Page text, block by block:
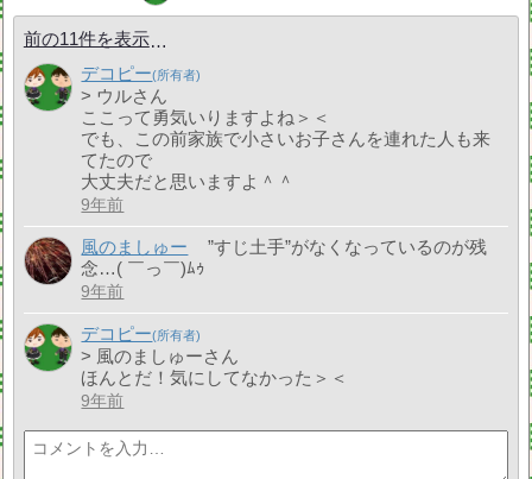
前の11件を表示
デコピー
> ウルさん
ここって勇気いりますよね＞＜
でも、この前家族で小さいお子さんを連れた人も来
てたので
大丈夫だと思いますよ＾＾
9年前
風のましゅー
”すじ土手”がなくなっているのが残
念…( ￣っ￣)ﾑｩ
9年前
デコピー
> 風のましゅーさん
ほんとだ！気にしてなかった＞＜
9年前